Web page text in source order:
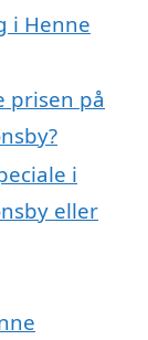
i Henne
prisen på
i
eller